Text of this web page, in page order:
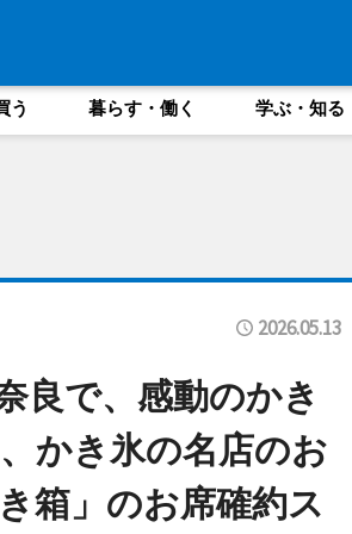
う 暮らす・働く 学ぶ・知る
2026.05.13
良で、感動のかき
かき氷の名店のお
箱」のお席確約ス